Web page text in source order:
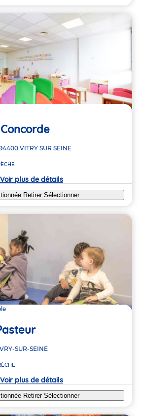
VITRY SUR SEINE
Voir plus de détails
Retirer Sélectionner
SUR-SEINE
Voir plus de détails
Retirer Sélectionner